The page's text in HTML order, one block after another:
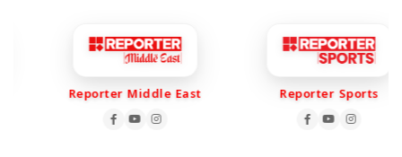
Reporter Middle East Reporter Sports